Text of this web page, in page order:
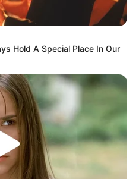
What Financial
Hold A Special Place In Our